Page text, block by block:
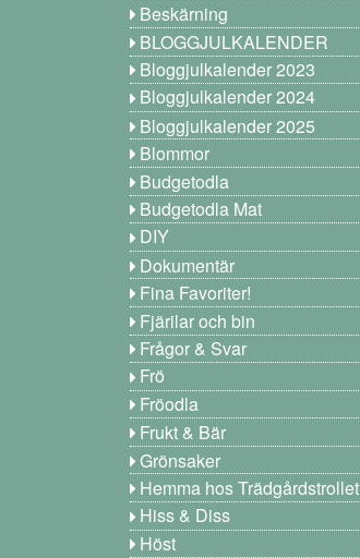
Beskärning
BLOGGJULKALENDER
Bloggjulkalender 2023
Bloggjulkalender 2024
Bloggjulkalender 2025
Blommor
Budgetodla
Budgetodla Mat
DIY
Dokumentär
Fina Favoriter!
Fjärilar och bin
Frågor & Svar
Frö
Fröodla
Frukt & Bär
Grönsaker
Hemma hos Trädgårdstrollet
Hiss & Diss
Höst